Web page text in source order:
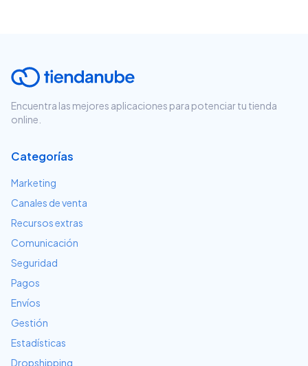
Encuentra las mejores aplicaciones para potenciar tu tienda
online.
Categorías
Marketing
Canales de venta
Recursos extras
Comunicación
Seguridad
Pagos
Envíos
Gestión
Estadísticas
Dropshipping